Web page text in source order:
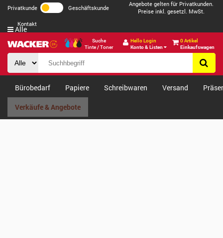
Privatkunde Geschäftskunde
Angebote gelten für Privatkunden.
Preise inkl. gesetzl. MwSt.
Kontakt
Suche
Tinte / Toner
Hello Login
Konto & Listen
0 Artikel
Einkaufswagen
Alle
Bürobedarf Papiere Schreibwaren Versand
Verkäufe & Angebote